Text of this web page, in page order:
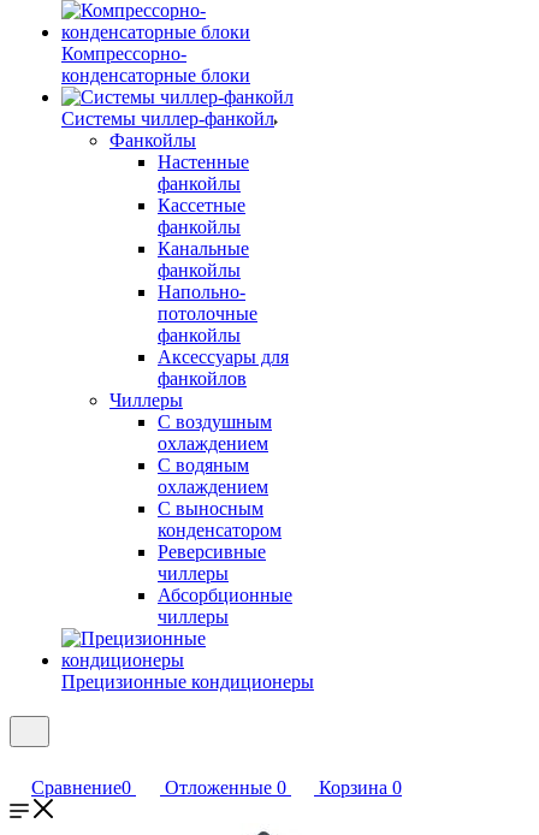
Компрессорно-
конденсаторные блоки
Системы чиллер-фанкойл
Фанкойлы
Настенные
фанкойлы
Кассетные
фанкойлы
Канальные
фанкойлы
Напольно-
потолочные
фанкойлы
Аксессуары для
фанкойлов
Чиллеры
С воздушным
охлаждением
С водяным
охлаждением
С выносным
конденсатором
Реверсивные
чиллеры
Абсорбционные
чиллеры
Прецизионные кондиционеры
Сравнение0 Отложенные 0 Корзина 0